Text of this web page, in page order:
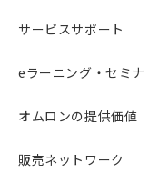
サービスサポート
eラーニング・セミナ
オムロンの提供価値
販売ネットワーク